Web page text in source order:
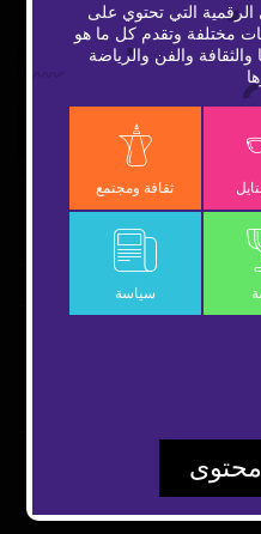
شي جين بينغ ورئيس الوزراء
التي تحتوي على
مختلفة وتقدم كل ما هو
والثقافة والفن والرياضة
ثقافة ومجتمع
سياسة